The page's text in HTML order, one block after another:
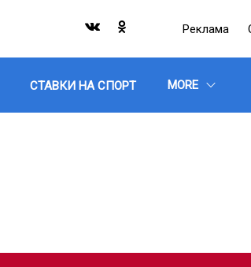
Реклама
СТАВКИ НА СПОРТ MORE